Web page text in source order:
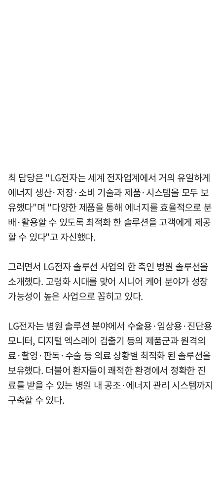
최 담당은 "LG전자는 세계 전자업계에서 거의 유일하게
에너지 생산·저장·소비 기술과 제품·시스템을 모두 보
유했다"며 "다양한 제품을 통해 에너지를 효율적으로 분
배·활용할 수 있도록 최적화 한 솔루션을 고객에게 제공
할 수 있다"고 자신했다.
그러면서 LG전자 솔루션 사업의 한 축인 병원 솔루션을
소개했다. 고령화 시대를 맞어 시니어 케어 분야가 성장
가능성이 높은 사업으로 꼽히고 있다.
LG전자는 병원 솔루션 분야에서 수술용·임상용·진단용
모니터, 디지털 엑스레이 검출기 등의 제품군과 원격의
료·촬영·판독·수술 등 의료 상황별 최적화 된 솔루션을
보유했다. 더불어 환자들이 쾌적한 환경에서 정확한 진
료를 받을 수 있는 병원 내 공조·에너지 관리 시스템까지
구축할 수 있다.